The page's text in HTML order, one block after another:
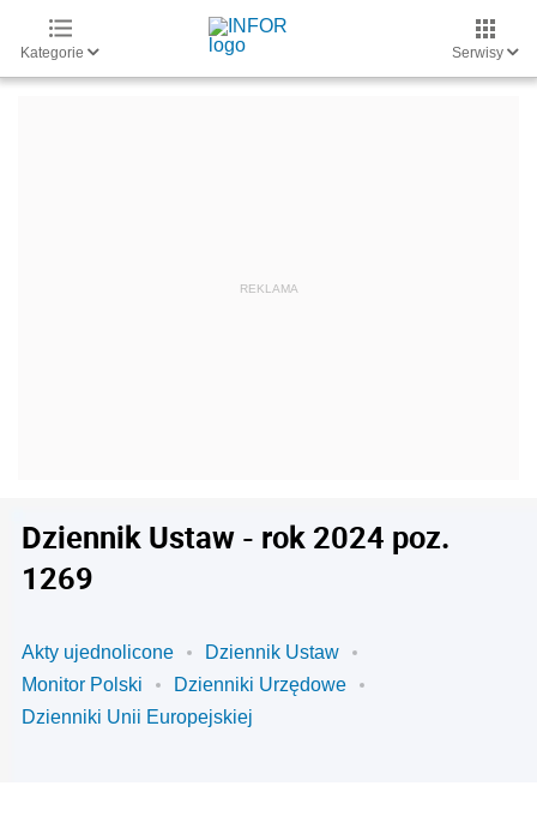
Kategorie Serwisy
Dziennik Ustaw - rok 2024 poz.
1269
Akty ujednolicone
Dziennik Ustaw
Monitor Polski
Dzienniki Urzędowe
Dzienniki Unii Europejskiej